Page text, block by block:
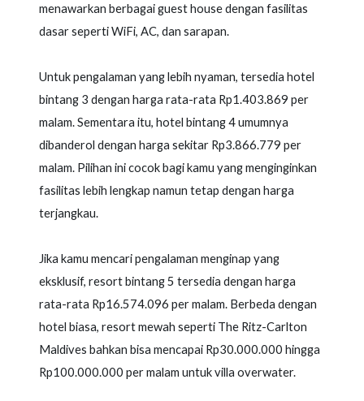
menawarkan berbagai guest house dengan fasilitas
dasar seperti WiFi, AC, dan sarapan.
Untuk pengalaman yang lebih nyaman, tersedia hotel
bintang 3 dengan harga rata-rata Rp1.403.869 per
malam. Sementara itu, hotel bintang 4 umumnya
dibanderol dengan harga sekitar Rp3.866.779 per
malam. Pilihan ini cocok bagi kamu yang menginginkan
fasilitas lebih lengkap namun tetap dengan harga
terjangkau.
Jika kamu mencari pengalaman menginap yang
eksklusif, resort bintang 5 tersedia dengan harga
rata-rata Rp16.574.096 per malam. Berbeda dengan
hotel biasa, resort mewah seperti The Ritz-Carlton
Maldives bahkan bisa mencapai Rp30.000.000 hingga
Rp100.000.000 per malam untuk villa overwater.